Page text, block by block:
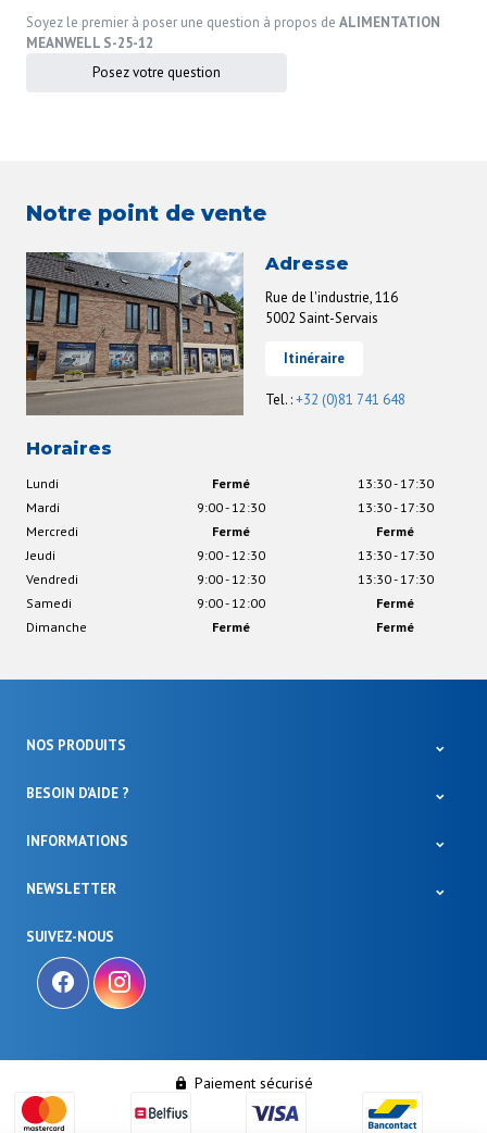
Soyez le premier à poser une question à propos de ALIMENTATION
MEANWELL S-25-12
Posez votre question
Notre point de vente
Adresse
Rue de l'industrie, 116
5002 Saint-Servais
Itinéraire
Tel. :+32 (0)81 741 648
Horaires
Lundi Fermé
13:30 - 17:30
Mardi
9:00 - 12:30
13:30 - 17:30
Mercredi
Fermé
Fermé
Jeudi
9:00 - 12:30
13:30 - 17:30
Vendredi
9:00 - 12:30
13:30 - 17:30
Samedi
9:00 - 12:00
Fermé
Dimanche
Fermé Fermé
NOS PRODUITS
BESOIN D'AIDE ?
INFORMATIONS
SUIVEZ-NOUS
NEWSLETTER
Paiement sécurisé